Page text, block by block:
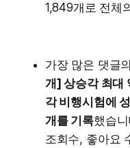
1,849개로 전체
가장 많은 댓글
개] 상승각 최대
각 비행시험에
개를 기록했습
조회수, 좋아요